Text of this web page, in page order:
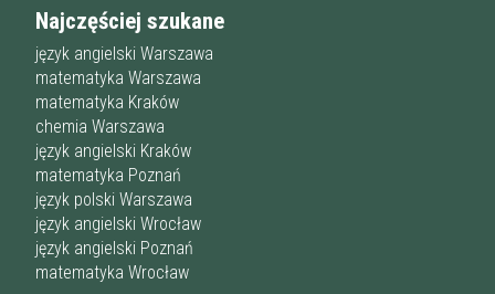
Najczęściej szukane
język angielski Warszawa
matematyka Warszawa
matematyka Kraków
chemia Warszawa
język angielski Kraków
matematyka Poznań
język polski Warszawa
język angielski Wrocław
język angielski Poznań
matematyka Wrocław